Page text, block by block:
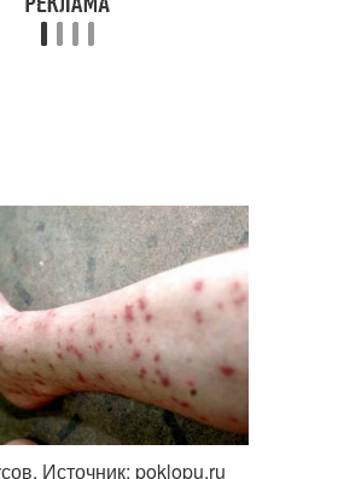
Источник: poklopu.ru